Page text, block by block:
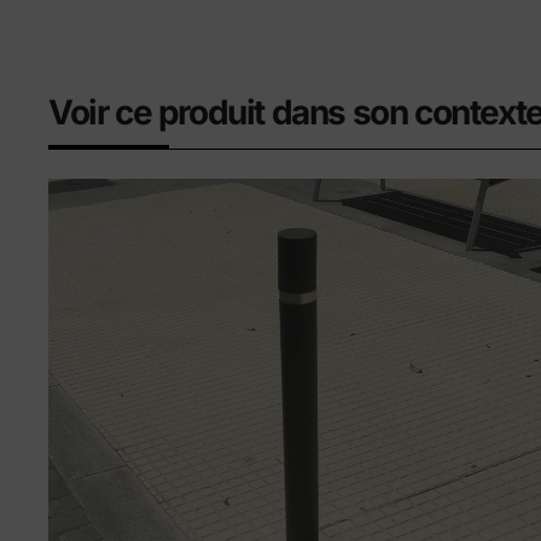
Voir ce produit dans son